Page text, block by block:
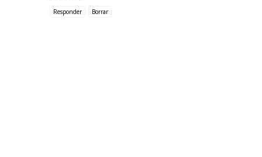
Responder Borrar